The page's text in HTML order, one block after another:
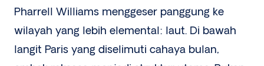
Pharrell Williams menggeser panggung ke
wilayah yang lebih elemental: laut. Di bawah
langit Paris yang diselimuti cahaya bulan,